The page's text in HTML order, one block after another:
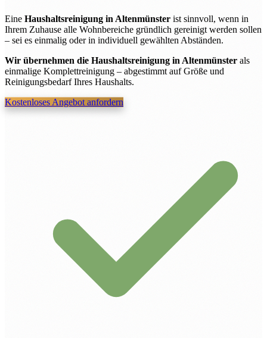
Eine Haushaltsreinigung in Altenmünster ist sinnvoll, wenn in
Ihrem Zuhause alle Wohnbereiche gründlich gereinigt werden sollen
– sei es einmalig oder in individuell gewählten Abständen.
Wir übernehmen die Haushaltsreinigung in Altenmünster als
einmalige Komplettreinigung – abgestimmt auf Größe und
Reinigungsbedarf Ihres Haushalts.
Kostenloses Angebot anfordern